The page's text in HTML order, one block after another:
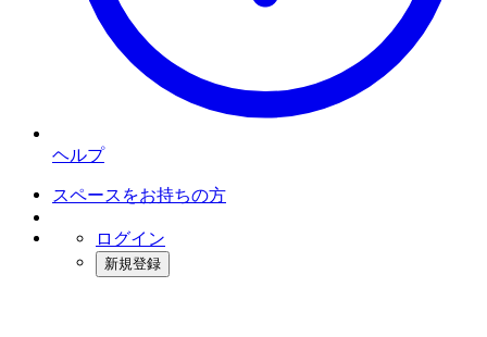
ヘルプ
スペースをお持ちの方
ログイン
新規登録